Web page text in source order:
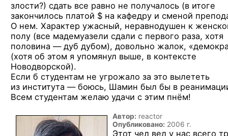
злости?) сдать все равно не получалось (в итоге
закончилось платой $ на кафедру и сменой
О нем. Характер ужасный, неравнодушен к
полу (все мадемуазели сдали с первого раза, хотя
половина — дуб дубом), довольно жалок,
(хотя об этом я упомянул выше, в контексте
Новодворской).
Если б студентам не угрожало за это вылететь
из института — боюсь, Шамин был бы в
Всем студентам желаю удачи с этим пнём!
Автор: reactor
Опубликовано: 2006 г.
Этот чел вел у нас всего